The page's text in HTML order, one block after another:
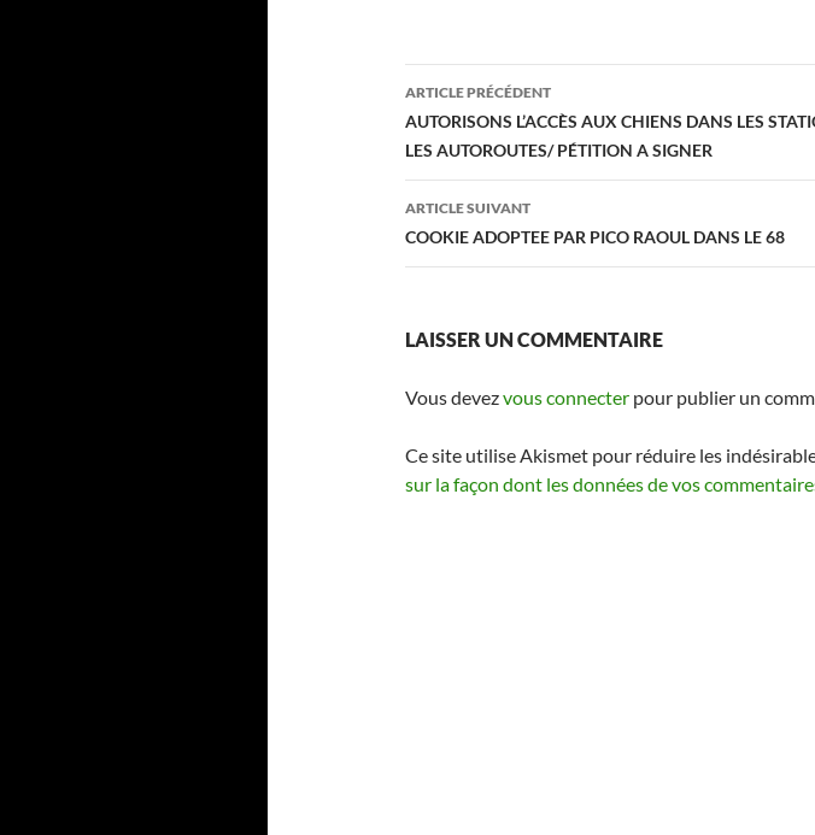
Navigation
des
articles
ARTICLE PRÉCÉDENT
AUTORISONS L’ACCÈS AUX CHIENS DANS LES
LES AUTOROUTES/ PÉTITION A SIGNER
ARTICLE SUIVANT
COOKIE ADOPTEE PAR PICO RAOUL DANS LE 68
LAISSER UN COMMENTAIRE
Vous devezvous connecter pour publier un
Ce site utilise Akismet pour réduire les
sur la façon dont les données de vos